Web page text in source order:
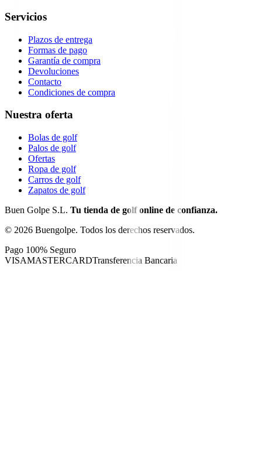
Servicios
Plazos de entrega
Formas de pago
Garantía de compra
Devoluciones
Contacto
Condiciones de compra
Nuestra oferta
Bolas de golf
Palos de golf
Ofertas
Ropa de golf
Carros de golf
Zapatos de golf
Buen Golpe S.L. Tu tienda de golf online de confianza.
© 2026 Buengolpe. Todos los derechos reservados.
Pago 100% Seguro
VISAMASTERCARDTransferencia Bancaria